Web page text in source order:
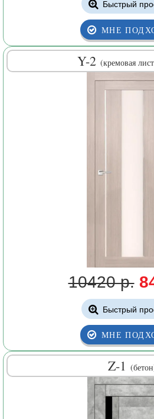
Быстрый
МНЕ
Y-2 (кремовая
10420 р.
Быстрый
МНЕ
Z-1